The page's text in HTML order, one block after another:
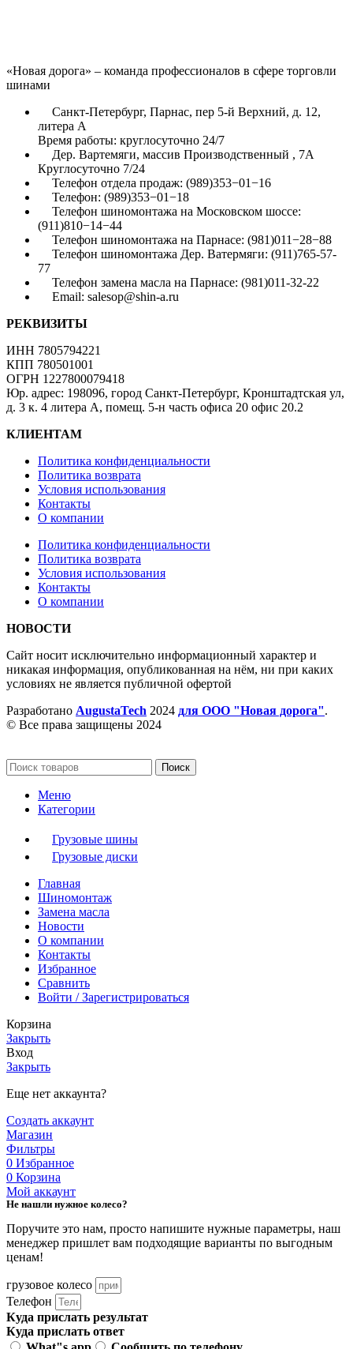
«Новая дорога» – команда профессионалов в сфере торговли
шинами
Санкт-Петербург, Парнас, пер 5-й Верхний, д. 12,
литера А
Время работы: круглосуточно 24/7
Дер. Вартемяги, массив Производственный , 7А
Круглосуточно 7/24
Телефон отдела продаж: (989)353−01−16
Телефон: (989)353−01−18
Телефон шиномонтажа на Московском шоссе:
(911)810−14−44
Телефон шиномонтажа на Парнасе: (981)011−28−88
Телефон шиномонтажа Дер. Ватермяги: (911)765-57-
77
Телефон замена масла на Парнасе: (981)011-32-22
Email: salesop@shin-a.ru
РЕКВИЗИТЫ
ИНН 7805794221
КПП 780501001
ОГРН 1227800079418
Юр. адрес: 198096, город Санкт-Петербург, Кронштадтская ул,
д. 3 к. 4 литера А, помещ. 5-н часть офиса 20 офис 20.2
КЛИЕНТАМ
Политика конфиденциальности
Политика возврата
Условия использования
Контакты
О компании
Политика конфиденциальности
Политика возврата
Условия использования
Контакты
О компании
НОВОСТИ
Сайт носит исключительно информационный характер и
никакая информация, опубликованная на нём, ни при каких
условиях не является публичной офертой
Разработано AugustaTech 2024 для ООО "Новая дорога".
© Все права защищены 2024
Поиск
Меню
Категории
Грузовые шины
Грузовые диски
Главная
Шиномонтаж
Замена масла
Новости
О компании
Контакты
Избранное
Сравнить
Войти / Зарегистрироваться
Корзина
Закрыть
Вход
Закрыть
Еще нет аккаунта?
Создать аккаунт
Магазин
Фильтры
0 Избранное
0 Корзина
Мой аккаунт
Не нашли нужное колесо?
Поручите это нам, просто напишите нужные параметры, наш
менеджер пришлет вам подходящие варианты по выгодным
ценам!
грузовое колесо
Телефон
Куда прислать результат
Куда прислать ответ